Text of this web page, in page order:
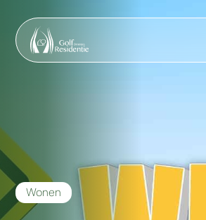
Wonen